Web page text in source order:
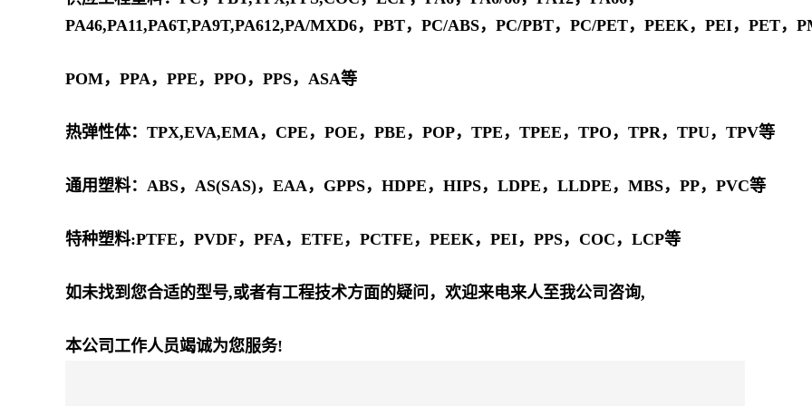
PA46,PA11,PA6T,PA9T,PA612,PA/MXD6，PBT，PC/ABS，PC/PBT，PC/PET，PEEK，PEI，PET，
POM，PPA，PPE，PPO，PPS，ASA等
热弹性体：TPX,EVA,EMA，CPE，POE，PBE，POP，TPE，TPEE，TPO，TPR，TPU，TPV等
通用塑料：ABS，AS(SAS)，EAA，GPPS，HDPE，HIPS，LDPE，LLDPE，MBS，PP，PVC等
特种塑料:PTFE，PVDF，PFA，ETFE，PCTFE，PEEK，PEI，PPS，COC，LCP等
如未找到您合适的型号,或者有工程技术方面的疑问，欢迎来电来人至我公司咨询,
本公司工作人员竭诚为您服务!